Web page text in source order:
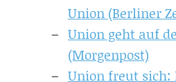
Union (Berliner
Union geht auf
(Morgenpost)
Union freut sich: